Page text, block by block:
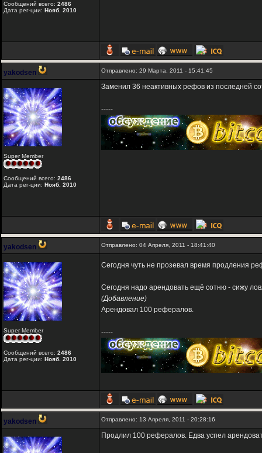
Сообщений всего: 2486
Дата рег-ции: Нояб. 2010
yakodsen Отправлено: 29 Марта, 2011 - 15:41:45
Super Member
Сообщений всего: 2486
Дата рег-ции: Нояб. 2010
Заменил 36 неактивных рефов из последней
-----
yakodsen Отправлено: 04 Апреля, 2011 - 18:41:40
Super Member
Сообщений всего: 2486
Дата рег-ции: Нояб. 2010
Сегодня чуть не прозевал время продления
Сегодня надо арендовать ещё сотню - сижу
(Добавление)
Арендовал 100 рефералов.
-----
yakodsen Отправлено: 13 Апреля, 2011 - 20:28:16
Продлил 100 рефералов. Едва успел